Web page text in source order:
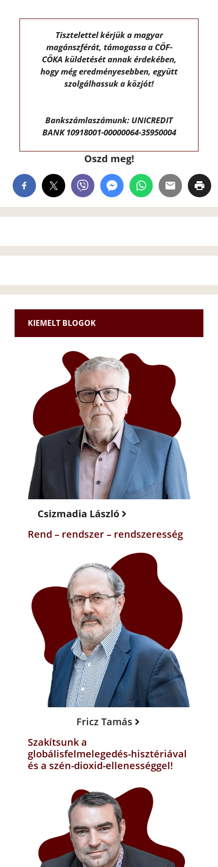
Tisztelettel kérjük a magyar
magánszférát, támogassa a CÖF-
CÖKA küldetését annak érdekében,
hogy még eredményesebben, együtt
szolgálhassuk a közjót!
Bankszámlaszámunk: UNICREDIT
BANK 10918001-00000064-35950004
Oszd meg!
KIEMELT BLOGOK
Csizmadia László
Rend – rendszer – rendszeresség
Fricz Tamás
Szakítsunk a
globálisfelmelegedés-hisztériával
és a szén-dioxid-ellenességgel!